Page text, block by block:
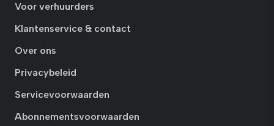
Voor verhuurders
Klantenservice & contact
Over ons
Privacybeleid
Servicevoorwaarden
Abonnementsvoorwaarden